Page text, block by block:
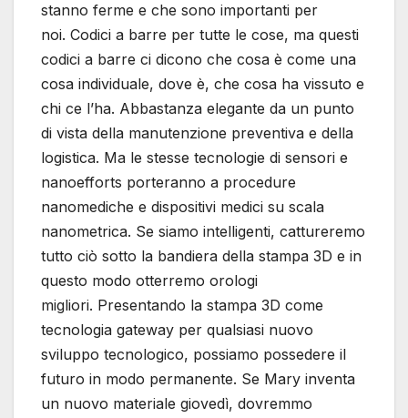
stanno ferme e che sono importanti per
noi. Codici a barre per tutte le cose, ma questi
codici a barre ci dicono che cosa è come una
cosa individuale, dove è, che cosa ha vissuto e
chi ce l’ha. Abbastanza elegante da un punto
di vista della manutenzione preventiva e della
logistica. Ma le stesse tecnologie di sensori e
nanoefforts porteranno a procedure
nanomediche e dispositivi medici su scala
nanometrica. Se siamo intelligenti, cattureremo
tutto ciò sotto la bandiera della stampa 3D e in
questo modo otterremo orologi
migliori. Presentando la stampa 3D come
tecnologia gateway per qualsiasi nuovo
sviluppo tecnologico, possiamo possedere il
futuro in modo permanente. Se Mary inventa
un nuovo materiale giovedì, dovremmo